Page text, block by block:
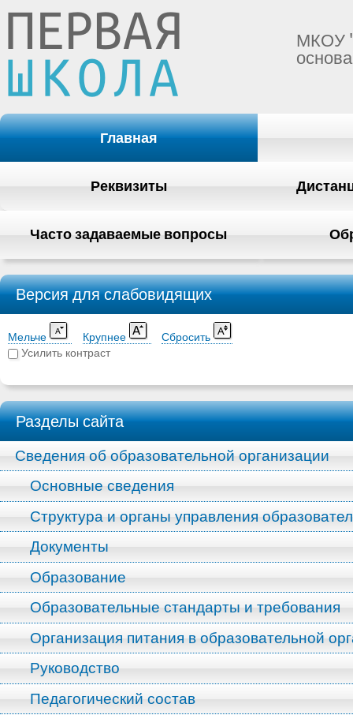
МКОУ
Главная
Реквизиты
Часто задаваемые вопросы
Версия для слабовидящих
Мельче Крупнее
Сбросить
Усилить контраст
Разделы сайта
Сведения об образовательной организации
Основные сведения
Структура и органы управления
Документы
Образование
Образовательные стандарты и требования
Организация питания в образовательной
Руководство
Педагогический состав